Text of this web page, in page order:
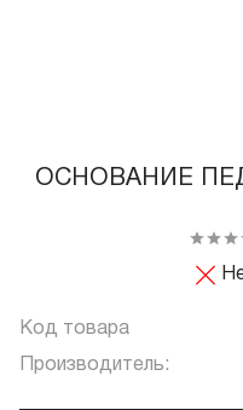
ОСНОВАНИЕ
Код товара
Производитель: